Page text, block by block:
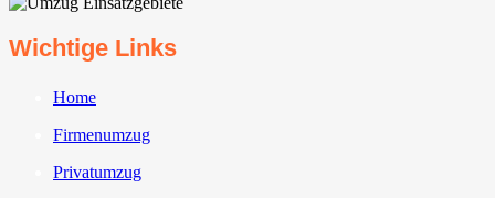
Wichtige Links
Home
Firmenumzug
Privatumzug